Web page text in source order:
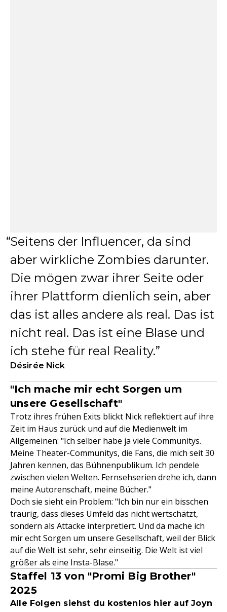
Seitens der Influencer, da sind
aber wirkliche Zombies darunter.
Die mögen zwar ihrer Seite oder
ihrer Plattform dienlich sein, aber
das ist alles andere als real. Das ist
nicht real. Das ist eine Blase und
ich stehe für real Reality.
Désirée Nick
"Ich mache mir echt Sorgen um
unsere Gesellschaft"
Trotz ihres frühen Exits blickt Nick reflektiert auf ihre
Zeit im Haus zurück und auf die Medienwelt im
Allgemeinen: "Ich selber habe ja viele Communitys.
Meine Theater-Communitys, die Fans, die mich seit 30
Jahren kennen, das Bühnenpublikum. Ich pendele
zwischen vielen Welten. Fernsehserien drehe ich, dann
meine Autorenschaft, meine Bücher."
Doch sie sieht ein Problem: "Ich bin nur ein bisschen
traurig, dass dieses Umfeld das nicht wertschätzt,
sondern als Attacke interpretiert. Und da mache ich
mir echt Sorgen um unsere Gesellschaft, weil der Blick
auf die Welt ist sehr, sehr einseitig. Die Welt ist viel
größer als eine Insta-Blase."
Staffel 13 von "Promi Big Brother"
2025
Alle Folgen siehst du kostenlos hier auf Joyn